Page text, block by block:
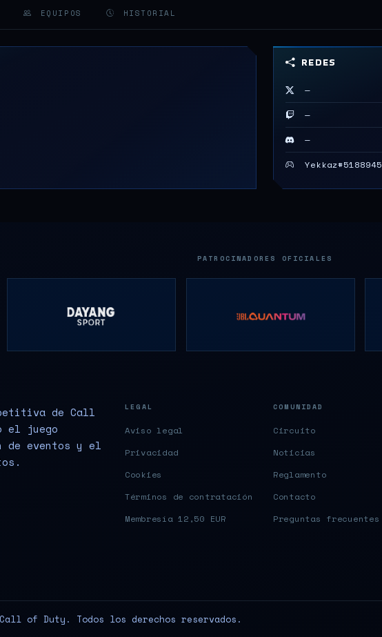
EQUIPOS HISTORIAL
REDES
—
—
—
Yekkaz#5188945
PATROCINADORES OFICIALES
de Call
el juego
de eventos y el
LEGAL
Aviso legal
Privacidad
Cookies
Términos de contratación
Membresía 12,50 EUR
COMUNIDAD
Circuito
Noticias
Reglamento
Contacto
Preguntas frecuentes
Call of Duty. Todos los derechos reservados.